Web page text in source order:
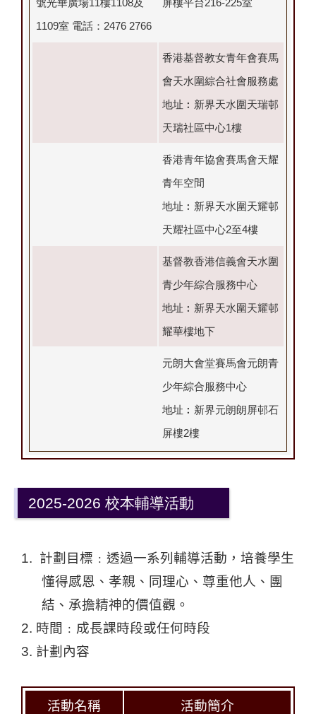
號光華廣場11樓1108及
1109室 電話：2476 2766
屏樓平台216-225室
香港基督教女青年會賽馬
會天水圍綜合社會服務處
地址︰新界天水圍天瑞邨
天瑞社區中心1樓
香港青年協會賽馬會天耀
青年空間
地址︰新界天水圍天耀邨
天耀社區中心2至4樓
基督教香港信義會天水圍
青少年綜合服務中心
地址︰新界天水圍天耀邨
耀華樓地下
元朗大會堂賽馬會元朗青
少年綜合服務中心
地址︰新界元朗朗屏邨石
屏樓2樓
2025-2026 校本輔導活動
1. 計劃目標﹕透過一系列輔導活動，培養學生
懂得感恩、孝親、 同理心、尊重他人、團
結、承擔精神的價值觀。
2. 時間﹕成長課時段或任何時段
3. 計劃內容
活動名稱 活動簡介